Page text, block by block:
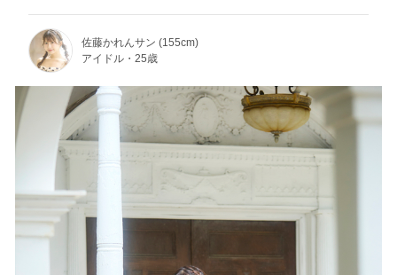
佐藤かれんサン (155cm)
アイドル・25歳